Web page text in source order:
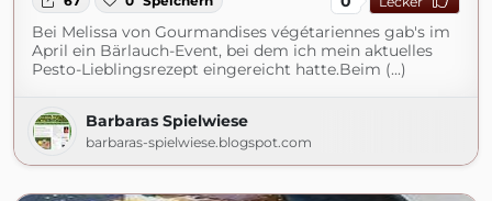
Bei Melissa von Gourmandises végétariennes gab's im
April ein Bärlauch-Event, bei dem ich mein aktuelles
Pesto-Lieblingsrezept eingereicht hatte.Beim (...)
Barbaras Spielwiese
barbaras-spielwiese.blogspot.com